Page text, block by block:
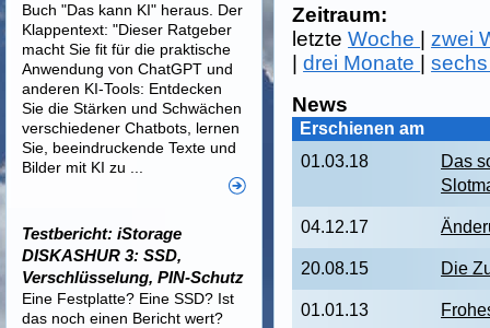
Zeitraum:
letzteWoche
zwei
|drei Monate |
News
Erschienen am
01.03.18
Das
04.12.17
20.08.15 Die
01.01.13
Buch "Das kann KI" heraus. Der
Klappentext: "Dieser Ratgeber
macht Sie fit für die praktische
Anwendung von ChatGPT und
anderen KI-Tools: Entdecken
Sie die Stärken und Schwächen
verschiedener Chatbots, lernen
Sie, beeindruckende Texte und
Bilder mit KI zu ...
Testbericht: iStorage
DISKASHUR 3: SSD,
Verschlüsselung, PIN-Schutz
Eine Festplatte? Eine SSD? Ist
das noch einen Bericht wert?